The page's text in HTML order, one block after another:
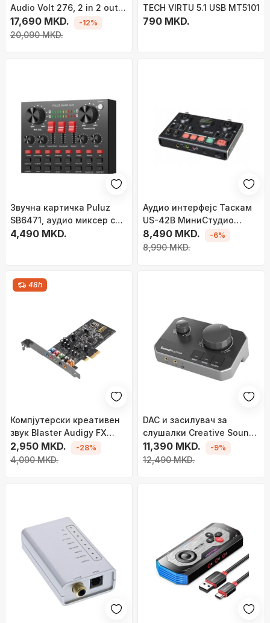
Audio Volt 276, 2 in 2 out,
USB, сива
17,690 MKD.
20,090 MKD.
-12%
TECH VIRTU 5.1 USB MT5101
790 MKD.
Звучна картичка Puluz
SB6471, аудио миксер со
Блутут, DSP, црна
4,490 MKD.
Аудио интерфејс Таскам
US-42B МиниСтудио
Креатор, 2 канали, за
стриминг и подкаст, црн
8,490 MKD.
8,990 MKD.
-6%
48h
Компјутерски креативен
звук Blaster Audigy FX
звучна картичка
2,950 MKD.
4,090 MKD.
-28%
DAC и засилувач за
слушалки Creative Sound
Blaster G8, Hi-Res, Dual
USB, црн
11,390 MKD.
12,490 MKD.
-9%